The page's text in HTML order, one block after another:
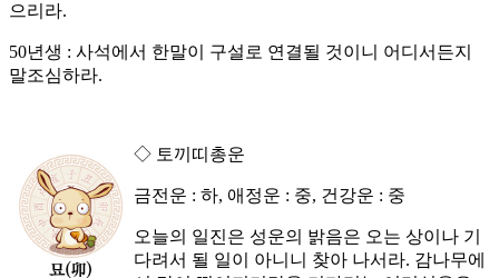
으리라.
50년생 : 사석에서 한말이 구설로 연결될 것이니 어디서든지
말조심하라.
◇ 토끼띠총운
금전운 : 하, 애정운 : 중, 건강운 : 중
오늘의 일진은 성운의 밝음은 오는 상이나 기
다려서 될 일이 아니니 찾아 나서라. 감나무에